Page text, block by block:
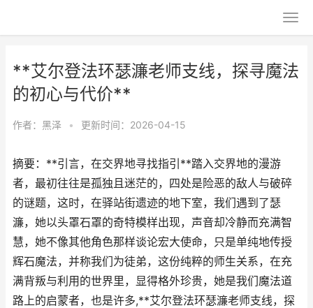
**艾尔登法环瑟濂老师支线，探寻魔法
的初心与代价**
作者： 黑泽 • 更新时间：2026-04-15
摘要：**引言，在交界地寻找指引**踏入交界地的漫游
者，最初往往是孤独且迷茫的，四处是险恶的敌人与破碎
的谜题，这时，在驿站街遗迹的地下室，我们遇到了瑟
濂，她以头罩石罩的奇特模样出现，声音却冷静而充满智
慧，她不像其他角色那样谈论宏大使命，只是单纯地传授
辉石魔法，并称我们为徒弟，这份纯粹的师生关系，在充
满背叛与利用的世界里，显得格外珍贵，她是我们魔法道
路上的启蒙者，也是许多,**艾尔登法环瑟濂老师支线，探